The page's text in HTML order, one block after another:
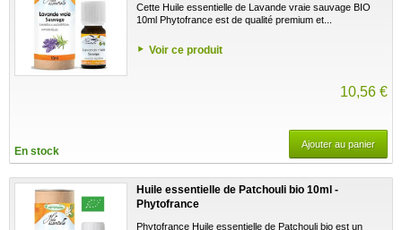
Cette Huile essentielle de Lavande vraie sauvage BIO
10ml Phytofrance est de qualité premium et...
Voir ce produit
10,56 €
En stock
Ajouter au panier
Huile essentielle de Patchouli bio 10ml -
Phytofrance
Phytofrance Huile essentielle de Patchouli bio est un